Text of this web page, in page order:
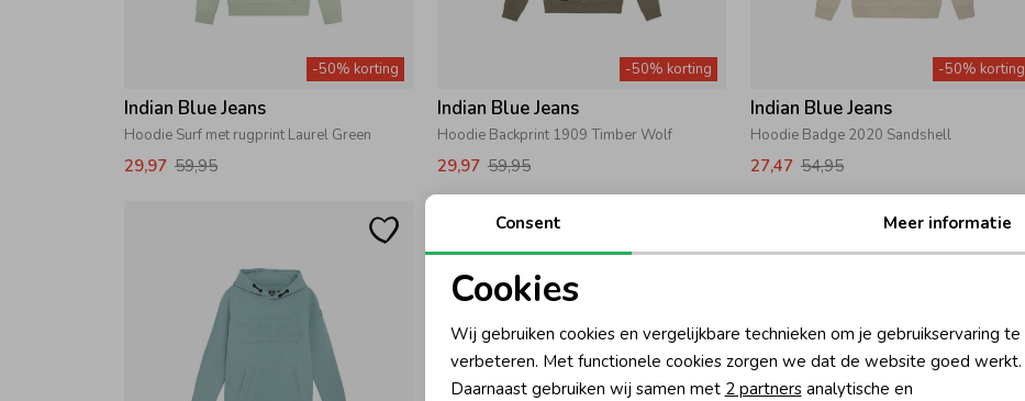
-50% korting
Indian Blue Jeans
Hoodie Surf met rugprint Laurel Green
29,97 59,95
-50% korting
Indian Blue Jeans
Hoodie Backprint 1909 Timber Wolf
29,97 59,95
-50% korting
Indian Blue Jeans
Hoodie Badge 2020 Sandshell
27,47 54,95
Noodzakelijke cookies
Analytische cookies Marketing cookies
Consent Meer informatie
Cookies
Wij gebruiken cookies en vergelijkbare technieken om je gebruikservaring te
verbeteren. Met functionele cookies zorgen we dat de website goed werkt.
Daarnaast gebruiken wij samen met 2 partnersanalytische en